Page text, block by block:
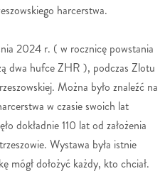
harcerstwa.
2024 r. ( w rocznicę powstania
dwa hufce ZHR ), podczas Zlotu
Można było znaleźć na
w czasie swoich lat
dokładnie 110 lat od założenia
Wystawa była istnie
mógł dołożyć każdy, kto chciał.